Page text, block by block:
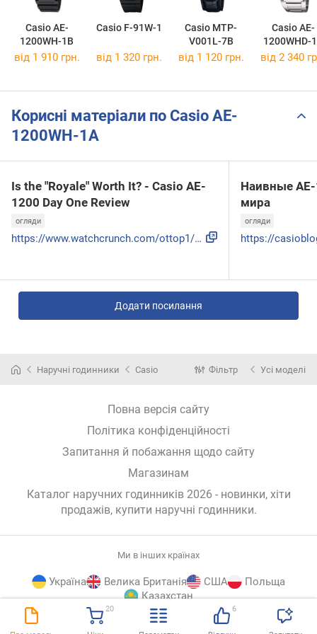
20 6
Casio AE-
1200WH-1B
Casio F-91W-1
Casio MTP-
V001L-7B
Casio AE-
1200WHD-
від 1 910 грн. від 1 320 грн. від 1 120 грн. від 2 340
Корисні матеріали по Casio AE-
1200WH-1A
Is the "Royale" Worth It? - Casio AE-
1200 Day One Review
огляди
https://www.watchcrunch.com/ottop1/reviews/casio-ae-1200-re...
Наивные AE-
мира
огляди
Додати посилання
Наручні годинники Casio Фільтр Усі моделі
Повна версія сайту
Політика конфіденційності
Запитання й побажання щодо сайту
Магазинам
Каталог наручних годинників 2026 - новинки, хіти
продажів, купити наручні годинники.
Ми в інших країнах
Україна Велика Британія США
Польща
Казахстан